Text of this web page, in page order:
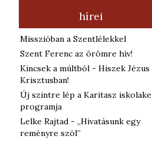
hírei
Misszióban a Szentlélekkel
Szent Ferenc az örömre hív!
Kincsek a múltból - Hiszek Jézus
Krisztusban!
Új szintre lép a Karitasz
programja
Lelke Rajtad - „Hivatásunk egy
reményre szól”